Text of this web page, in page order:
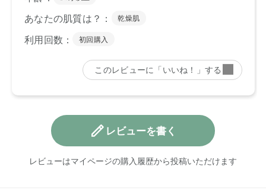
レビューを書く
レビューはマイページの購入履歴から投稿いただけます